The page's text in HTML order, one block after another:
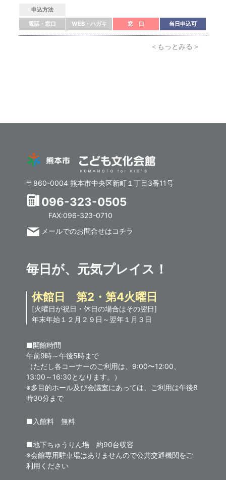
申込方法
電話・窓口
WEB・ハガキ 窓 口 当日申込可
＜もっとみる＞
〒860-0004 熊本市中央区新町１丁目3番11号
096-323-0505
FAX:096-323-0710
メールでのお問合せはコチラ
毎日が、元気プレイス！
休館日 第2・第4火曜日
[火曜日が祝日・休日の場合はその翌日]
年末年始１２月２９日～翌年１月３日
■開館時間
午前9時～午後5時まで
（ただし各コーナーのご利用は、9:00〜12:00、
13:00～16:30となります。）
※多目的ホール及び会議室にあっては、ご利用は午後8
時30分まで
■入館料 無料
■地下ちゅうりん場 約90台収容
※会館専用駐車場はありませんので公共交通機関をご
利用ください